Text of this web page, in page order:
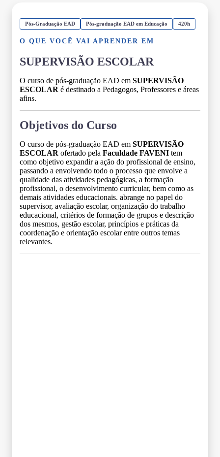
Pós-Graduação EAD Pós-graduação EAD em Educação 420h
O QUE VOCÊ VAI APRENDER EM
SUPERVISÃO ESCOLAR
O curso de pós-graduação EAD em SUPERVISÃO
ESCOLAR é destinado a Pedagogos, Professores e áreas
afins.
Objetivos do Curso
O curso de pós-graduação EAD em SUPERVISÃO
ESCOLAR ofertado pela Faculdade FAVENI tem
como objetivo expandir a ação do profissional de ensino,
passando a envolvendo todo o processo que envolve a
qualidade das atividades pedagógicas, a formação
profissional, o desenvolvimento curricular, bem como as
demais atividades educacionais. abrange no papel do
supervisor, avaliação escolar, organização do trabalho
educacional, critérios de formação de grupos e descrição
dos mesmos, gestão escolar, princípios e práticas da
coordenação e orientação escolar entre outros temas
relevantes.